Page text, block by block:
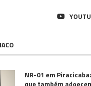
NR-01 em